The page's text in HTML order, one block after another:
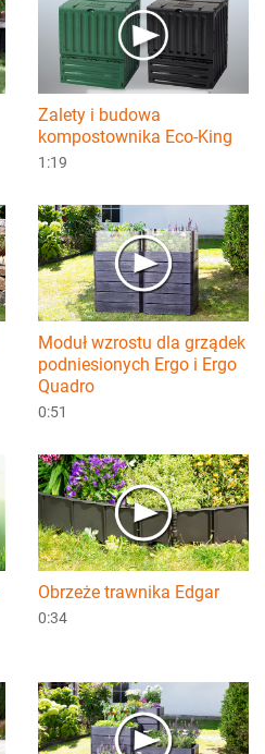
Zalety i budowa
kompostownika Eco-King
1:19
Moduł wzrostu dla grządek
podniesionych Ergo i Ergo
Quadro
0:51
Obrzeże trawnika Edgar
0:34